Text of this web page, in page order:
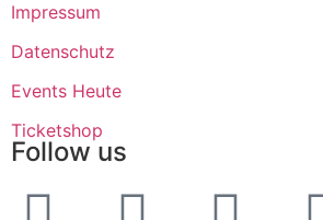
Impressum
Datenschutz
Events Heute
Ticketshop
Follow us